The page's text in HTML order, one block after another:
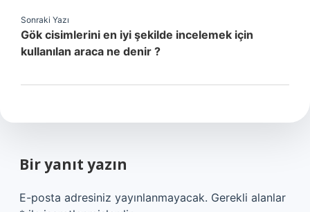
Sonraki Yazı
Gök cisimlerini en iyi şekilde incelemek için
kullanılan araca ne denir ?
Bir yanıt yazın
E-posta adresiniz yayınlanmayacak. Gerekli alanlar